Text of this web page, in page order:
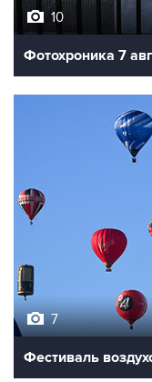
10
Фотохроника 7
7
Фестиваль